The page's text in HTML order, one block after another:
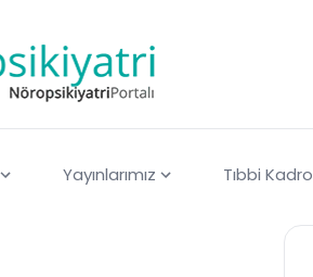
Yayınlarımız Tıbbi Kadro